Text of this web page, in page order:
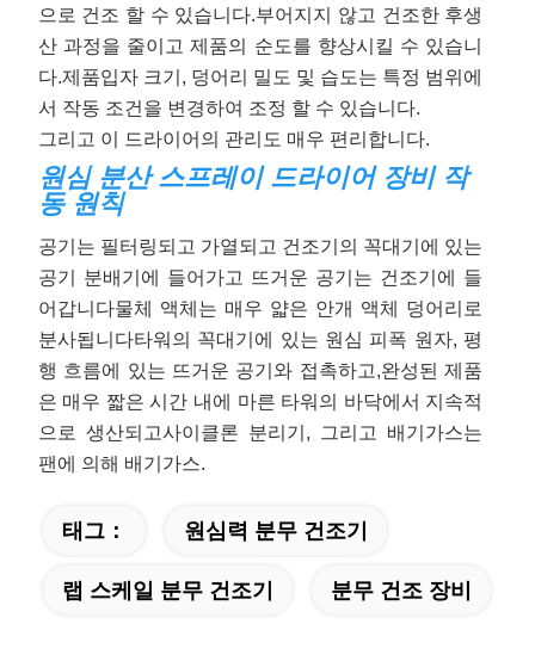
으로 건조 할 수 있습니다.부어지지 않고 건조한 후생
산 과정을 줄이고 제품의 순도를 향상시킬 수 있습니
다.제품입자 크기, 덩어리 밀도 및 습도는 특정 범위에
서 작동 조건을 변경하여 조정 할 수 있습니다.
그리고 이 드라이어의 관리도 매우 편리합니다.
원심 분산 스프레이 드라이어 장비 작
동 원칙
공기는 필터링되고 가열되고 건조기의 꼭대기에 있는
공기 분배기에 들어가고 뜨거운 공기는 건조기에 들
어갑니다물체 액체는 매우 얇은 안개 액체 덩어리로
분사됩니다타워의 꼭대기에 있는 원심 피폭 원자, 평
행 흐름에 있는 뜨거운 공기와 접촉하고,완성된 제품
은 매우 짧은 시간 내에 마른 타워의 바닥에서 지속적
으로 생산되고사이클론 분리기, 그리고 배기가스는
팬에 의해 배기가스.
태그： 원심력 분무 건조기
랩 스케일 분무 건조기 분무 건조 장비